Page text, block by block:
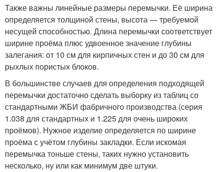
Также важны линейные размеры перемычки. Её ширина
определяется толщиной стены, высота — требуемой
несущей способностью. Длина перемычки соответствует
ширине проёма плюс удвоенное значение глубины
залегания: от 10 см для кирпичных стен и до 30 см для
рыхлых пористых блоков.
В большинстве случаев для определения подходящей
перемычки достаточно сделать выборку из таблиц со
стандартными ЖБИ фабричного производства (серия
1.038 для стандартных и 1.225 для очень широких
проёмов). Нужное изделие определяется по ширине
проёма с учётом глубины закладки. Если искомая
перемычка тоньше стены, таких нужно установить
несколько, ну или как минимум две штуки.